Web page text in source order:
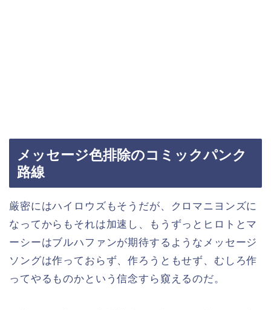
メッセージ色排除のコミックパンク
路線
厳密にはハイロウズもそうだが、クロマニヨンズに
なってからもそれは加速し、もうずっとヒロトとマ
ーシーはブルハファンが期待するようなメッセージ
ソングは作っておらず、作ろうともせず、むしろ作
ってやるものかという信念すら窺えるのだ。